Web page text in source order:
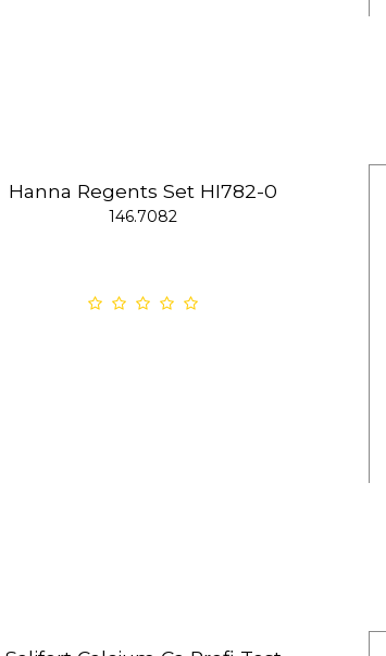
Hanna Regents Set HI782-0
146.7082